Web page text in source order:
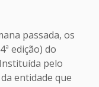
passada, os
edição) do
pelo
entidade que